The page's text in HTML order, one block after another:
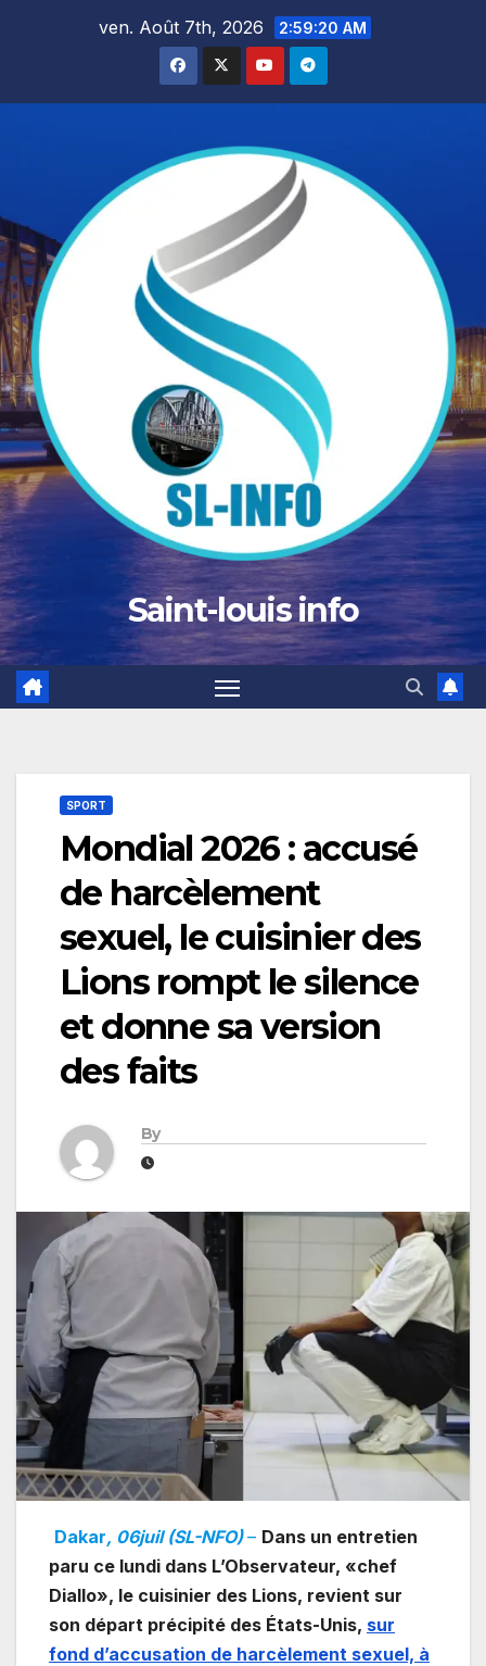
ven. Août 7th, 2026 2:59:21 AM
Saint-louis info
SPORT
Mondial 2026 : accusé
de harcèlement
sexuel, le cuisinier des
Lions rompt le silence
et donne sa version
des faits
By
Dakar, 06juil (SL-NFO)– Dans un entretien
paru ce lundi dans L’Observateur, «chef
Diallo», le cuisinier des Lions, revient sur
son départ précipité des États-Unis, sur
fond d’accusation de harcèlement sexuel, à